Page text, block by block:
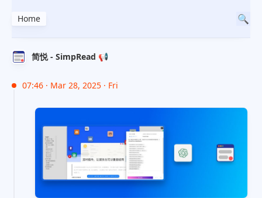
简悦 - SimpRead 📢
07:46 · Mar 28, 2025 · Fri
Home